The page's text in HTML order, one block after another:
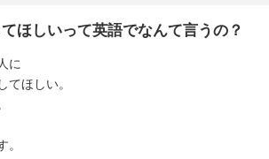
ほしいって英語でなんて言うの？
に
ほしい。